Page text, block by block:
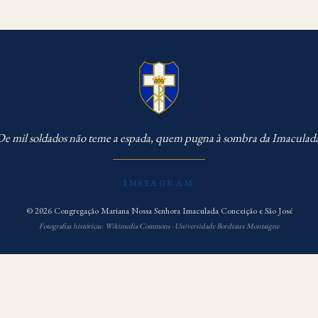
mil soldados não teme a espada, quem pugna à sombra da
INSTAGRAM
© 2026 Congregação Mariana Nossa Senhora Imaculada Conceição e São José
Fotografias históricas: Wikimedia Commons · Universidade Bordeaux Montaigne